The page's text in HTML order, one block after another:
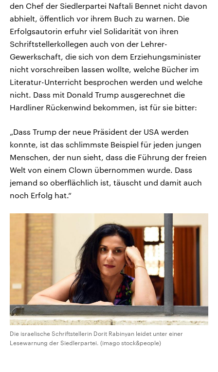
den Chef der Siedlerpartei Naftali Bennet nicht davon
abhielt, öffentlich vor ihrem Buch zu warnen. Die
Erfolgsautorin erfuhr viel Solidarität von ihren
Schriftstellerkollegen auch von der Lehrer-
Gewerkschaft, die sich von dem Erziehungsminister
nicht vorschreiben lassen wollte, welche Bücher im
Literatur-Unterricht besprochen werden und welche
nicht. Dass mit Donald Trump ausgerechnet die
Hardliner Rückenwind bekommen, ist für sie bitter:
„Dass Trump der neue Präsident der USA werden
konnte, ist das schlimmste Beispiel für jeden jungen
Menschen, der nun sieht, dass die Führung der freien
Welt von einem Clown übernommen wurde. Dass
jemand so oberflächlich ist, täuscht und damit auch
noch Erfolg hat.“
Die israelische Schriftstellerin Dorit Rabinyan leidet unter einer
Lesewarnung der Siedlerpartei. (imago stock&people)